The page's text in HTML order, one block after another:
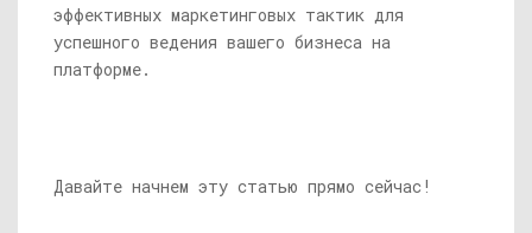
эффективных маркетинговых тактик для
успешного ведения вашего бизнеса на
платформе.
Давайте начнем эту статью прямо сейчас!